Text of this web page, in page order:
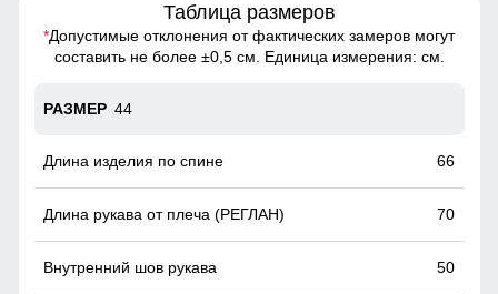
Таблица размеров
*Допустимые отклонения от фактических замеров могут
составить не более ±0,5 см. Единица измерения: см.
44
66
70
50